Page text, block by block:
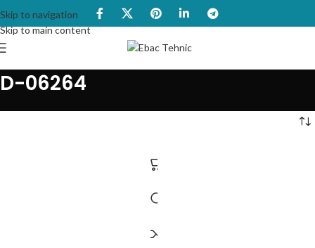
Skip to navigation
Skip to main content
D-06264